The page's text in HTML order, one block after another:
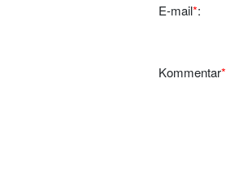
E-mail*:
Kommentar*